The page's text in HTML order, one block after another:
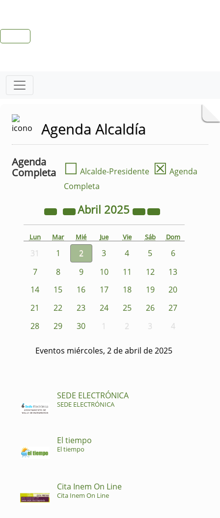
Agenda Alcaldía
Agenda
Completa
☐ Alcalde-Presidente ☒ Agenda
Completa
Abril 2025
Lun Mar Mié Jue Vie Sáb Dom
31 1 2 3 4 5
6
7
8 9 10 11 12
13
14
15 16 17 18 19
20
21
22 23 24 25 26
27
28
29 30 1 2 3 4
Eventos miércoles, 2 de abril de 2025
SEDE ELECTRÓNICA
SEDE ELECTRÓNICA
El tiempo
El tiempo
Cita Inem On Line
Cita Inem On Line